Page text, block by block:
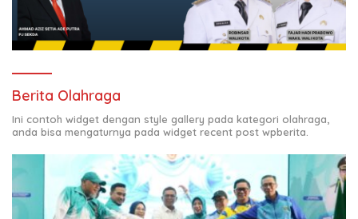
Berita Olahraga
Ini contoh widget dengan style gallery pada kategori olahraga,
anda bisa mengaturnya pada widget recent post wpberita.